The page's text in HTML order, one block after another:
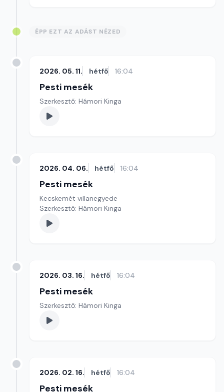
ÉPP EZT AZ ADÁST NÉZED
2026. 05. 11. hétfő 16:04
Pesti mesék
Szerkesztő: Hámori Kinga
2026. 04. 06. hétfő 16:04
Pesti mesék
Kecskemét villanegyede
Szerkesztő: Hámori Kinga
2026. 03. 16. hétfő 16:04
Pesti mesék
Szerkesztő: Hámori Kinga
2026. 02. 16. hétfő 16:04
Pesti mesék